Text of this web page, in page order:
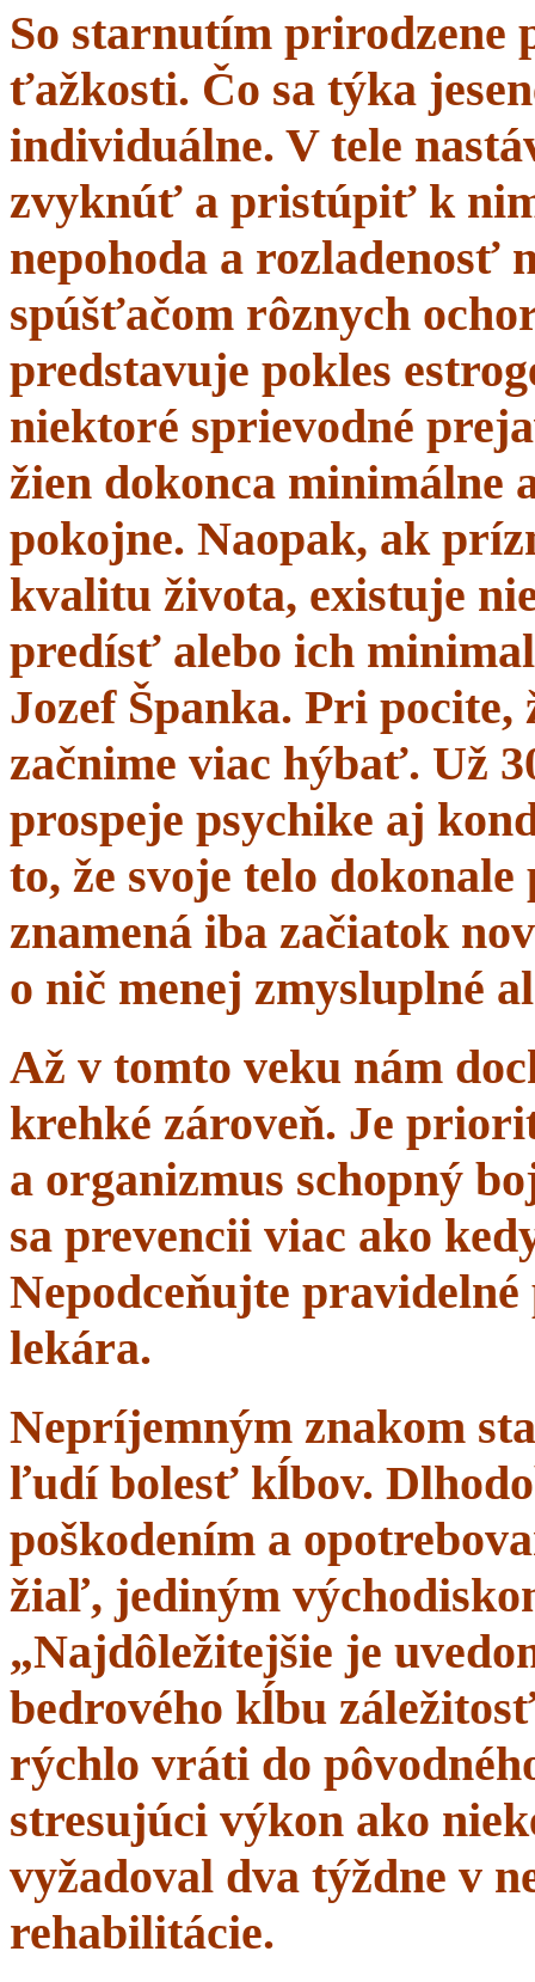
So starnutím prirodzene
ťažkosti. Čo sa týka
individuálne. V tele
zvyknúť a pristúpiť k
nepohoda a
spúšťačom rôznych
predstavuje pokles
niektoré sprievodné
žien dokonca minimálne
pokojne. Naopak, ak
kvalitu života, existuje
predísť alebo ich
Jozef Španka. Pri
začnime viac hýbať. Už
prospeje psychike aj
to, že svoje telo dokonale
znamená iba začiatok
o nič menej zmysluplné
Až v tomto veku nám
krehké zároveň. Je
a organizmus schopný
sa prevencii viac ako
Nepodceňujte
lekára.
Nepríjemným znakom
ľudí bolesť kĺbov.
poškodením a
žiaľ, jediným
„Najdôležitejšie je
bedrového kĺbu
rýchlo vráti do
stresujúci výkon ako
vyžadoval dva týždne v
rehabilitácie.